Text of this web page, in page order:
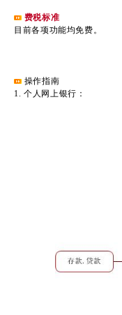
费税标准
目前各项功能均免费。
操作指南
1. 个人网上银行：